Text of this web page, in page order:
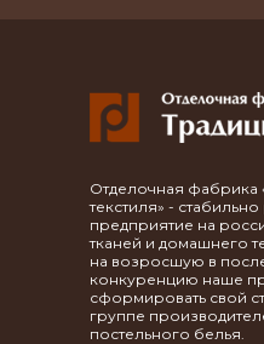
Отделочная фабрика
текстиля» -
предприятие на
тканей и домашнего
на возросшую в
конкуренцию наше
сформировать свой
группе
постельного белья.